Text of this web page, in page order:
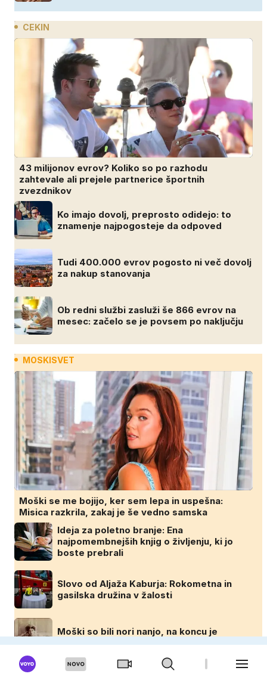
CEKIN
43 milijonov evrov? Koliko so po razhodu
zahtevale ali prejele partnerice športnih
zvezdnikov
Ko imajo dovolj, preprosto odidejo: to
znamenje najpogosteje da odpoved
Tudi 400.000 evrov pogosto ni več dovolj
za nakup stanovanja
Ob redni službi zasluži še 866 evrov na
mesec: začelo se je povsem po naključju
MOSKISVET
Moški se me bojijo, ker sem lepa in uspešna:
Misica razkrila, zakaj je še vedno samska
Ideja za poletno branje: Ena
najpomembnejših knjig o življenju, ki jo
boste prebrali
Slovo od Aljaža Kaburja: Rokometna in
gasilska družina v žalosti
Moški so bili nori nanjo, na koncu je
končala pred strelskim vodom